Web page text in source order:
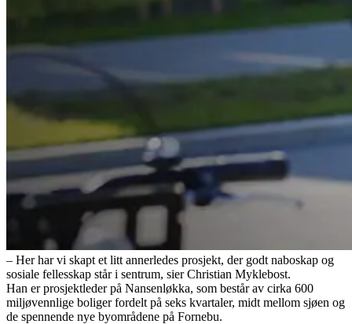
– Her har vi skapt et litt annerledes prosjekt, der godt naboskap og
sosiale fellesskap står i sentrum, sier Christian Myklebost.
Han er prosjektleder på Nansenløkka, som består av cirka 600
miljøvennlige boliger fordelt på seks kvartaler, midt mellom sjøen og
de spennende nye byområdene på Fornebu.